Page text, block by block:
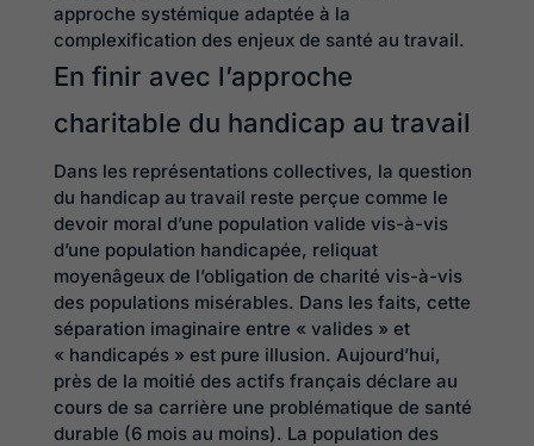
approche systémique adaptée à la
complexification des enjeux de santé au travail.
En finir avec l’approche
charitable du handicap au travail
Dans les représentations collectives, la question
du handicap au travail reste perçue comme le
devoir moral d’une population valide vis-à-vis
d’une population handicapée, reliquat
moyenâgeux de l’obligation de charité vis-à-vis
des populations misérables. Dans les faits, cette
séparation imaginaire entre « valides » et
« handicapés » est pure illusion. Aujourd’hui,
près de la moitié des actifs français déclare au
cours de sa carrière une problématique de santé
durable (6 mois au moins). La population des